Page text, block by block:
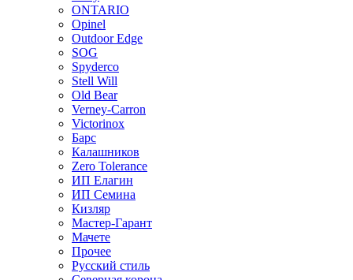
ONTARIO
Opinel
Outdoor Edge
SOG
Spyderco
Stell Will
Old Bear
Verney-Carron
Victorinox
Барс
Калашников
Zero Tolerance
ИП Елагин
ИП Семина
Кизляр
Мастер-Гарант
Мачете
Прочее
Русский стиль